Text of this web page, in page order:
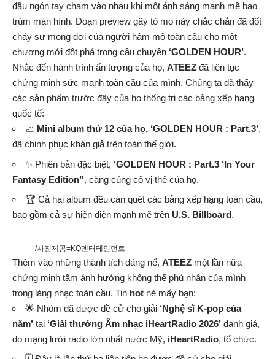
đầu ngón tay chạm vào nhau khi một ánh sáng mạnh mẽ bao
trùm màn hình. Đoạn preview gây tò mò này chắc chắn đã đốt
cháy sự mong đợi của người hâm mộ toàn cầu cho một
chương mới đột phá trong câu chuyện ‘GOLDEN HOUR’.
Nhắc đến hành trình ấn tượng của họ, ATEEZ đã liên tục
chứng minh sức mạnh toàn cầu của mình. Chúng ta đã thấy
các sản phẩm trước đây của họ thống trị các bảng xếp hạng
quốc tế:
📈 Mini album thứ 12 của họ, ‘GOLDEN HOUR : Part.3’,
đã chinh phục khán giả trên toàn thế giới.
✨ Phiên bản đặc biệt, ‘GOLDEN HOUR : Part.3 ‘In Your
Fantasy Edition”, càng củng cố vị thế của họ.
🏆 Cả hai album đều càn quét các bảng xếp hạng toàn cầu,
bao gồm cả sự hiện diện mạnh mẽ trên U.S. Billboard.
/사진제공=KQ엔터테인먼트
Thêm vào những thành tích đáng nể, ATEEZ một lần nữa
chứng minh tầm ảnh hưởng không thể phủ nhận của mình
trong làng nhạc toàn cầu. Tin hot nè mấy bạn:
🌟 Nhóm đã được đề cử cho giải ‘Nghệ sĩ K-pop của
năm’ tại ‘Giải thưởng Âm nhạc iHeartRadio 2026’ danh giá,
do mạng lưới radio lớn nhất nước Mỹ, iHeartRadio, tổ chức.